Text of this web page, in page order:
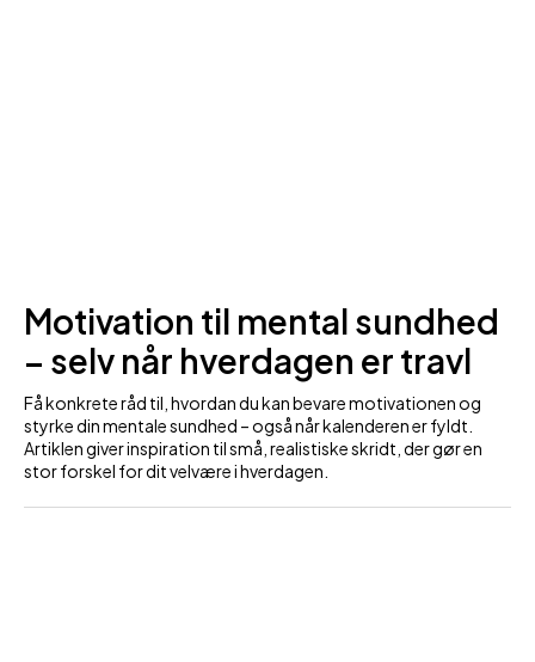
Motivation til mental sundhed
– selv når hverdagen er travl
Få konkrete råd til, hvordan du kan bevare motivationen og
styrke din mentale sundhed – også når kalenderen er fyldt.
Artiklen giver inspiration til små, realistiske skridt, der gør en
stor forskel for dit velvære i hverdagen.